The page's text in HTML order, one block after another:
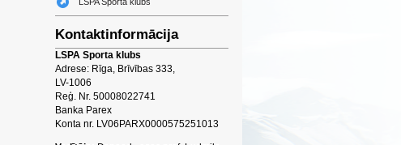
Kontaktinformācija
LSPA Sporta klubs
Adrese: Rīga, Brīvības 333,
LV-1006
Reģ. Nr. 50008022741
Banka Parex
Konta nr. LV06PARX0000575251013